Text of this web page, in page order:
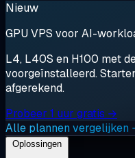
Nieuw
GPU VPS voor AI-
L4, L40S en H100 met
voorgeïnstalleerd.
afgerekend.
Probeer 1 uur gratis →
Alle plannen vergelijken